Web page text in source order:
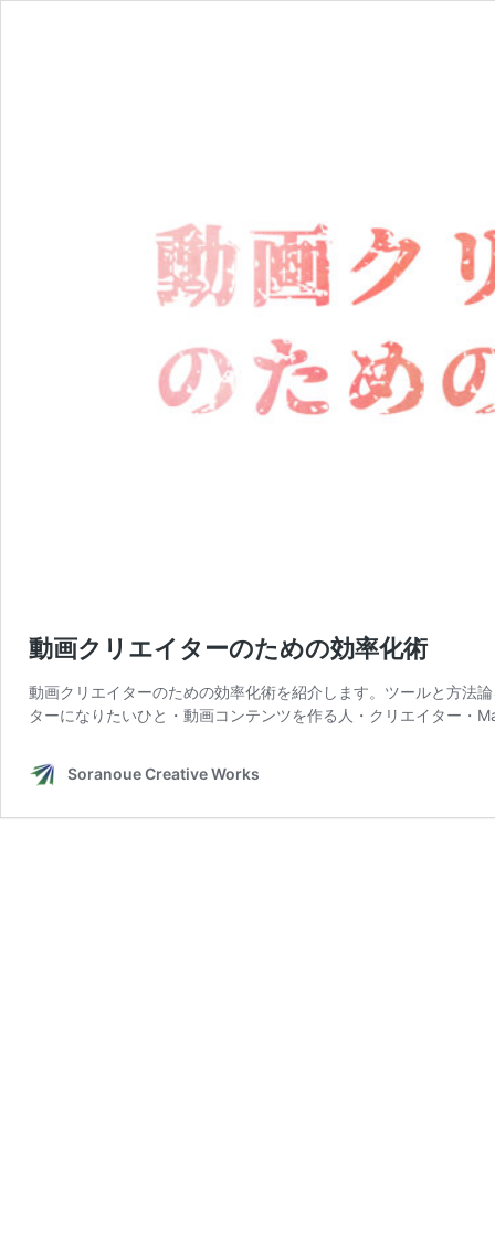
動画クリエイターのための効率化術
動画クリエイターのための効率化術を紹介します。ツールと方法
ターになりたいひと・動画コンテンツを作る人・クリエイター・
Soranoue Creative Works